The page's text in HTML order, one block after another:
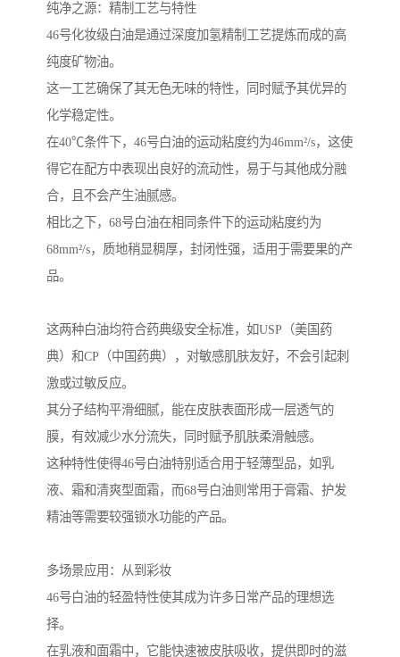
纯净之源：精制工艺与特性
46号化妆级白油是通过深度加氢精制工艺提炼而成的高
纯度矿物油。
这一工艺确保了其无色无味的特性，同时赋予其优异的
化学稳定性。
在40℃条件下，46号白油的运动粘度约为46mm²/s，这使
得它在配方中表现出良好的流动性，易于与其他成分融
合，且不会产生油腻感。
相比之下，68号白油在相同条件下的运动粘度约为
68mm²/s，质地稍显稠厚，封闭性强，适用于需要果的产
品。
这两种白油均符合药典级安全标准，如USP（美国药
典）和CP（中国药典），对敏感肌肤友好，不会引起刺
激或过敏反应。
其分子结构平滑细腻，能在皮肤表面形成一层透气的
膜，有效减少水分流失，同时赋予肌肤柔滑触感。
这种特性使得46号白油特别适合用于轻薄型品，如乳
液、霜和清爽型面霜，而68号白油则常用于膏霜、护发
精油等需要较强锁水功能的产品。
多场景应用：从到彩妆
46号白油的轻盈特性使其成为许多日常产品的理想选
择。
在乳液和面霜中，它能快速被皮肤吸收，提供即时的滋